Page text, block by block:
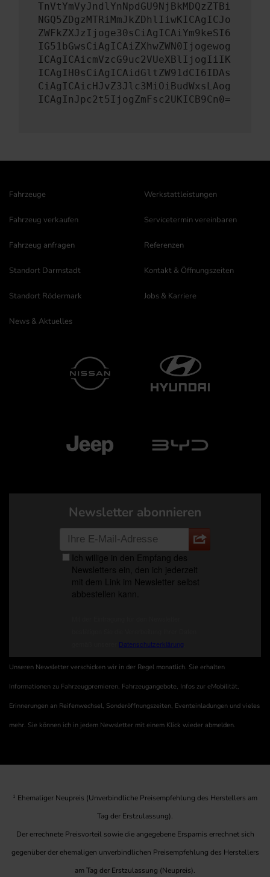
TnVtYmVyJndlYnNpdGU9NjBkMDQzZTBi
NGQ5ZDgzMTRiMmJkZDhlIiwKICAgICJo
ZWFkZXJzIjoge30sCiAgICAiYm9keSI6
IG51bGwsCiAgICAiZXhwZWN0Ijogewog
ICAgICAicmVzcG9uc2VUeXBlIjogIiIK
ICAgIH0sCiAgICAidGltZW91dCI6IDAs
CiAgICAicHJvZ3Jlc3MiOiBudWxsLAog
ICAgInJpc2t5IjogZmFsc2UKICB9Cn0=
Fahrzeuge
Fahrzeug verkaufen
Fahrzeug anfragen
Werkstattleistungen
Servicetermin vereinbaren
Referenzen
Standort Darmstadt
Standort Rödermark
News & Aktuelles
Kontakt & Öffnungszeiten
Jobs & Karriere
Newsletter abonnieren
Unseren Newsletter verschicken wir in der Regel monatlich. Sie erhalten
Informationen zu Fahrzeugpremieren, Fahrzeugangebote, Infos zur eMobilität,
Erinnerungen an Reifenwechsel, Sonderöffnungszeiten, Eventeinladungen und vieles
mehr. Sie können ich in jedem Newsletter mit einem Klick wieder abmelden.
1 Ehemaliger Neupreis (Unverbindliche Preisempfehlung des Herstellers am
Tag der Erstzulassung).
Der errechnete Preisvorteil sowie die angegebene Ersparnis errechnet sich
gegenüber der ehemaligen unverbindlichen Preisempfehlung des Herstellers
am Tag der Erstzulassung (Neupreis).